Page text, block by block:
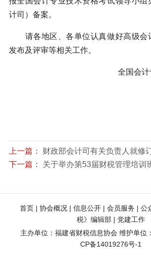
计司）备案。
请各地区、各单位认真做好高级会
发布及评审等相关工作。
全国会计
上一篇：
财政部会计司有关负责人就修订印发《会计信息化工作规范》 和《会计
下一篇：
关于举办第53届财税管理培训班暨2026企业内部应税行为全链条风险扫
首页 | 协会概况 | 信息公开 | 会员服务 | 公
税》编辑部 | 党建工作
主办单位：福建省财税信息协会 维护单位：
CP备14019276号-1